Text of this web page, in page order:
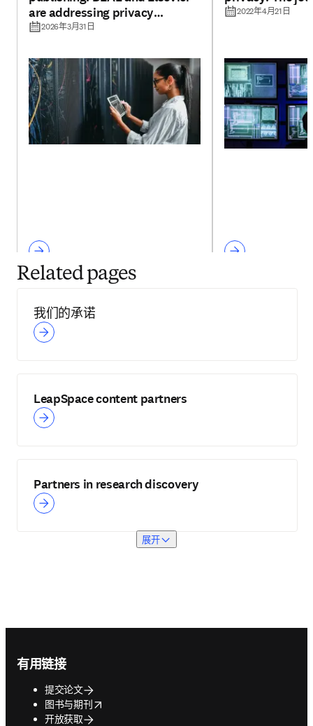
are addressing privacy
challenges
2026年3月31日
2022年4月21日
Related pages
我们的承诺
LeapSpace content partners
Partners in research discovery
展开
有用链接
提交论文
图书与期刊
opens in new tab/window
开放获取